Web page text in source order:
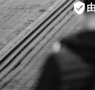
verified_user